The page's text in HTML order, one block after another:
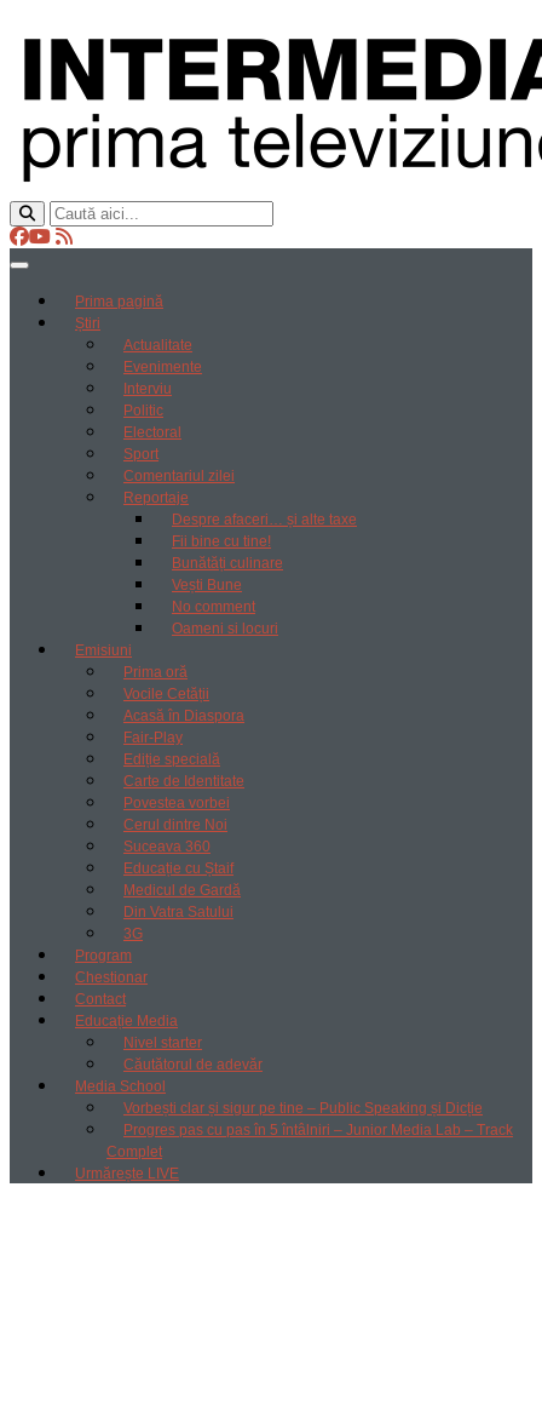
Prima pagină
Știri
Actualitate
Evenimente
Interviu
Politic
Electoral
Sport
Comentariul zilei
Reportaje
Despre afaceri… și alte taxe
Fii bine cu tine!
Bunătăți culinare
Vești Bune
No comment
Oameni si locuri
Emisiuni
Prima oră
Vocile Cetății
Acasă în Diaspora
Fair-Play
Ediție specială
Carte de Identitate
Povestea vorbei
Cerul dintre Noi
Suceava 360
Educație cu Ștaif
Medicul de Gardă
Din Vatra Satului
3G
Program
Chestionar
Contact
Educație Media
Nivel starter
Căutătorul de adevăr
Media School
Vorbești clar și sigur pe tine – Public Speaking și Dicție
Progres pas cu pas în 5 întâlniri – Junior Media Lab – Track
Complet
Urmărește LIVE